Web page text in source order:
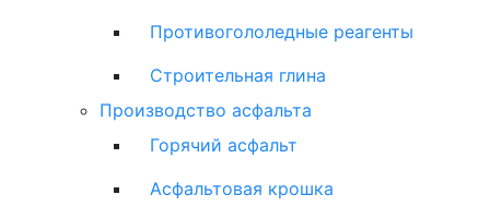
Противогололедные реагенты
Строительная глина
Производство асфальта
Горячий асфальт
Асфальтовая крошка